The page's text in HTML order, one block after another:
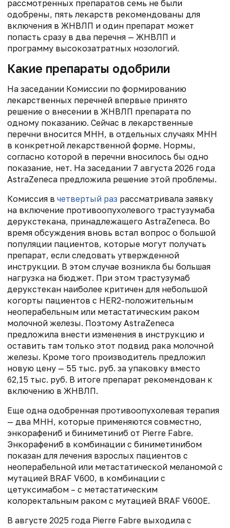
рассмотренных препаратов семь не были
одобрены, пять лекарств рекомендованы для
включения в ЖНВЛП и один препарат может
попасть сразу в два перечня — ЖНВЛП и
программу высокозатратных нозологий.
Какие препараты одобрили
На заседании Комиссии по формированию
лекарственных перечней впервые принято
решение о внесении в ЖНВЛП препарата по
одному показанию. Сейчас в лекарственные
перечни вносится МНН, в отдельных случаях МНН
в конкретной лекарственной форме. Нормы,
согласно которой в перечни вносилось бы одно
показание, нет. На заседании 7 августа 2026 года
AstraZeneca предложила решение этой проблемы.
Комиссия в четвертый раз рассматривала заявку
на включение противоопухолевого трастузумаба
дерукстекана, принадлежащего AstraZeneca. Во
время обсуждения вновь встал вопрос о большой
популяции пациентов, которые могут получать
препарат, если следовать утвержденной
инструкции. В этом случае возникла бы большая
нагрузка на бюджет. При этом трастузумаб
дерукстекан наиболее критичен для небольшой
когорты пациентов с HER2-положительным
неоперабельным или метастатическим раком
молочной железы. Поэтому AstraZeneca
предложила внести изменения в инструкцию и
оставить там только этот подвид рака молочной
железы. Кроме того производитель предложил
новую цену — 55 тыс. руб. за упаковку вместо
62,15 тыс. руб. В итоге препарат рекомендован к
включению в ЖНВЛП.
Еще одна одобренная противоопухолевая терапия
— два МНН, которые применяются совместно,
энкорафениб и биниметиниб от Pierre Fabre.
Энкорафениб в комбинации с биниметинибом
показан для лечения взрослых пациентов с
неоперабельной или метастатической меланомой с
мутацией BRAF V600, в комбинации с
цетуксимабом – с метастатическим
колоректальным раком с мутацией BRAF V600E.
В августе 2025 года Pierre Fabre выходила с